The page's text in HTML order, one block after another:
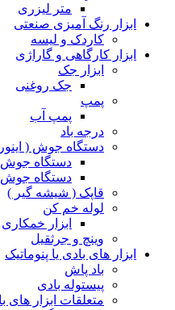
متر لیزری
ابزار رنگ آمیزی صنعتی
کاردک و لیسه
ابزار کارگاهی و گاراژی
ابزار جک
جک روغنی
پمپ
پمپ آب
درجه باد
دستگاه جوش (
دستگاه جوش MMA
دستگاه جوش
قاپک ( شیشه گیر )
لوله خم کن
ابزار خمکاری
وینچ و جرثقیل
ابزار های بادی یا پنوماتیک
باد پاش
پیستوله بادی
متعلقات ابزار های